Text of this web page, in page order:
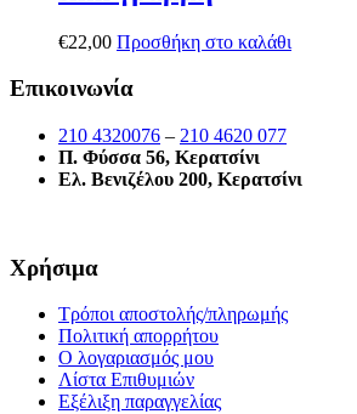
€22,00 Προσθήκη στο καλάθι
Επικοινωνία
210 4320076 – 210 4620 077
Π. Φύσσα 56, Κερατσίνι
Ελ. Βενιζέλου 200, Κερατσίνι
Χρήσιμα
Τρόποι αποστολής/πληρωμής
Πολιτική απορρήτου
Ο λογαριασμός μου
Λίστα Επιθυμιών
Εξέλιξη παραγγελίας